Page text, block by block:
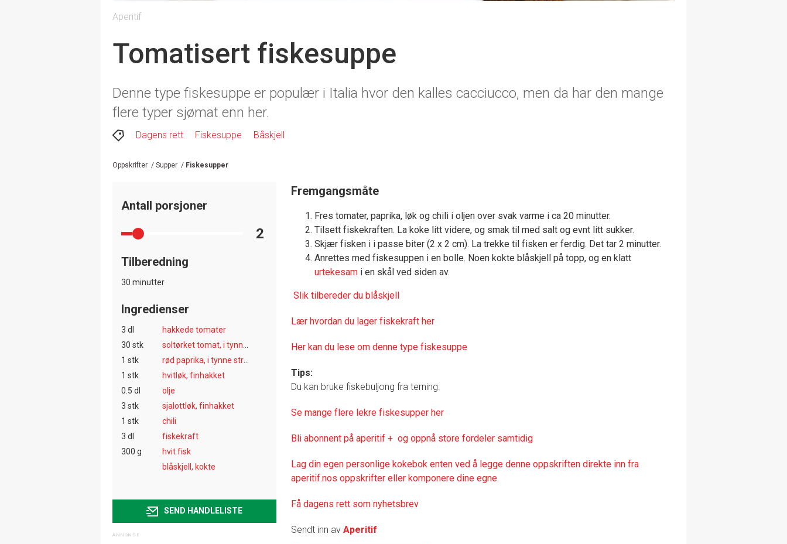
Aperitif
Tomatisert fiskesuppe
Denne type fiskesuppe er populær i Italia hvor den kalles cacciucco, men da har den mange
flere typer sjømat enn her.
Dagens rett Fiskesuppe Båskjell
Oppskrifter / Supper / Fiskesupper
Antall porsjoner
2
Tilberedning
30 minutter
Ingredienser
3 dl
hakkede tomater
30 stk
1 stk
1 stk
hvitløk, finhakket
0.5 dl
olje
3 stk
sjalottløk, finhakket
1 stk
chili
3 dl
fiskekraft
300 g
hvit fisk
blåskjell, kokte
SEND HANDLELISTE
Fremgangsmåte
Fres tomater, paprika, løk og chili i oljen over svak varme i ca 20 minutter.
Tilsett fiskekraften. La koke litt videre, og smak til med salt og evnt litt sukker.
Skjær fisken i i passe biter (2 x 2 cm). La trekke til fisken er ferdig. Det tar 2 minutter.
Anrettes med fiskesuppen i en bolle. Noen kokte blåskjell på topp, og en klatt
urtekesam i en skål ved siden av.
Slik tilbereder du blåskjell
Lær hvordan du lager fiskekraft her
Her kan du lese om denne type fiskesuppe
Tips:
Du kan bruke fiskebuljong fra terning.
Se mange flere lekre fiskesupper her
Bli abonnent på aperitif + og oppnå store fordeler samtidig
Lag din egen personlige kokebok enten ved å legge denne oppskriften direkte inn fra
aperitif.nos oppskrifter eller komponere dine egne.
Få dagens rett som nyhetsbrev
Sendt inn av Aperitif